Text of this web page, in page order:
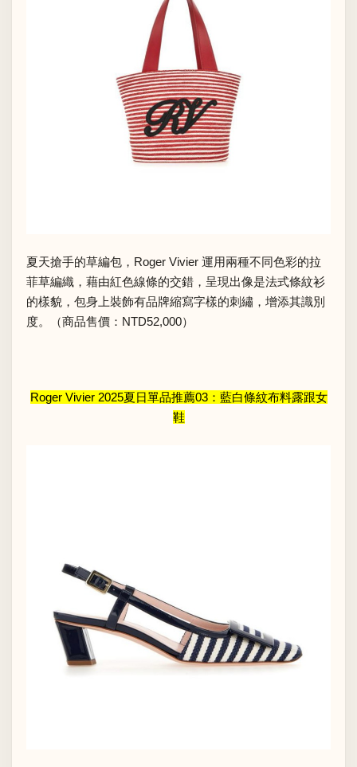
夏天搶手的草編包，Roger Vivier 運用兩種不同色彩的拉
菲草編織，藉由紅色線條的交錯，呈現出像是法式條紋衫
的樣貌，包身上裝飾有品牌縮寫字樣的刺繡，增添其識別
度。（商品售價：NTD52,000）
Roger Vivier 2025夏日單品推薦03：藍白條紋布料露跟女
鞋